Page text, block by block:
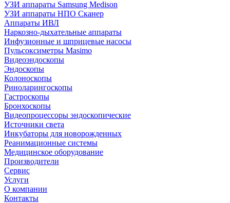
УЗИ аппараты Samsung Medison
УЗИ аппараты НПО Сканер
Аппараты ИВЛ
Наркозно-дыхательные аппараты
Инфузионные и шприцевые насосы
Пульсоксиметры Masimo
Видеоэндоскопы
Эндоскопы
Колоноскопы
Риноларингоскопы
Гастроскопы
Бронхоскопы
Видеопроцессоры эндоскопические
Источники света
Инкубаторы для новорожденных
Реанимационные системы
Медицинское оборудование
Производители
Сервис
Услуги
О компании
Контакты